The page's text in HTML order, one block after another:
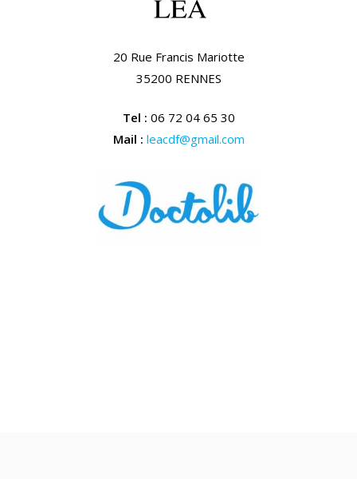
20 Rue Francis Mariotte
35200 RENNES
Tel : 06 72 04 65 30
Mail : leacdf@gmail.com